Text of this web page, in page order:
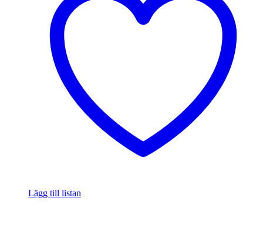
Lägg till listan